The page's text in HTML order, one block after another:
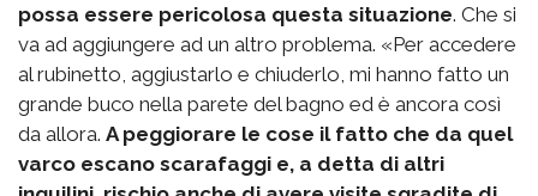
possa essere pericolosa questa situazione. Che si
va ad aggiungere ad un altro problema. «Per accedere
al rubinetto, aggiustarlo e chiuderlo, mi hanno fatto un
grande buco nella parete del bagno ed è ancora così
da allora. A peggiorare le cose il fatto che da quel
varco escano scarafaggi e, a detta di altri